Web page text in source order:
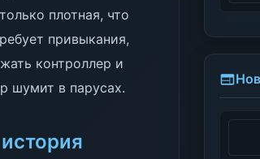
плотная, что
привыкания,
контроллер и
шумит в парусах.